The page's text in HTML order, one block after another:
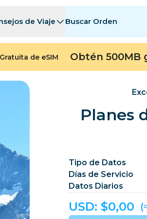
de Viaje Buscar Orden
Bermudas
Costa Rica
Dinamarca
de eSIM Obtén 500MB
Planes
Tipo de Datos
Días de Servicio
Datos Diarios
USD: $0,00